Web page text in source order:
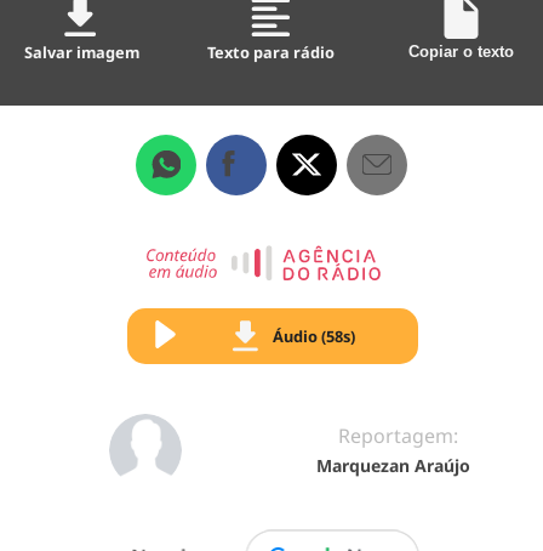
Salvar imagem Texto para rádio Copiar o texto
Áudio (58s)
Reportagem:
Marquezan Araújo